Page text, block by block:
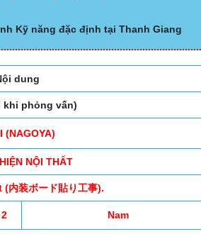
Kỹ năng đặc định tại Thanh Giang
dung
khi phỏng vấn)
(NAGOYA)
NỘI THẤT
装ボード貼り工事).
2 Nam